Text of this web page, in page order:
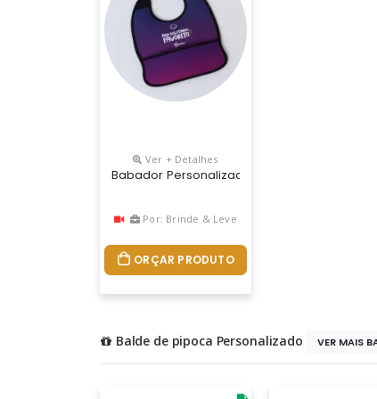
Ver + Detalhes
Babador Personalizado Em Neoprene, É
Por: Brinde & Leve
ORÇAR PRODUTO
Balde de pipoca Personalizado VER MAIS